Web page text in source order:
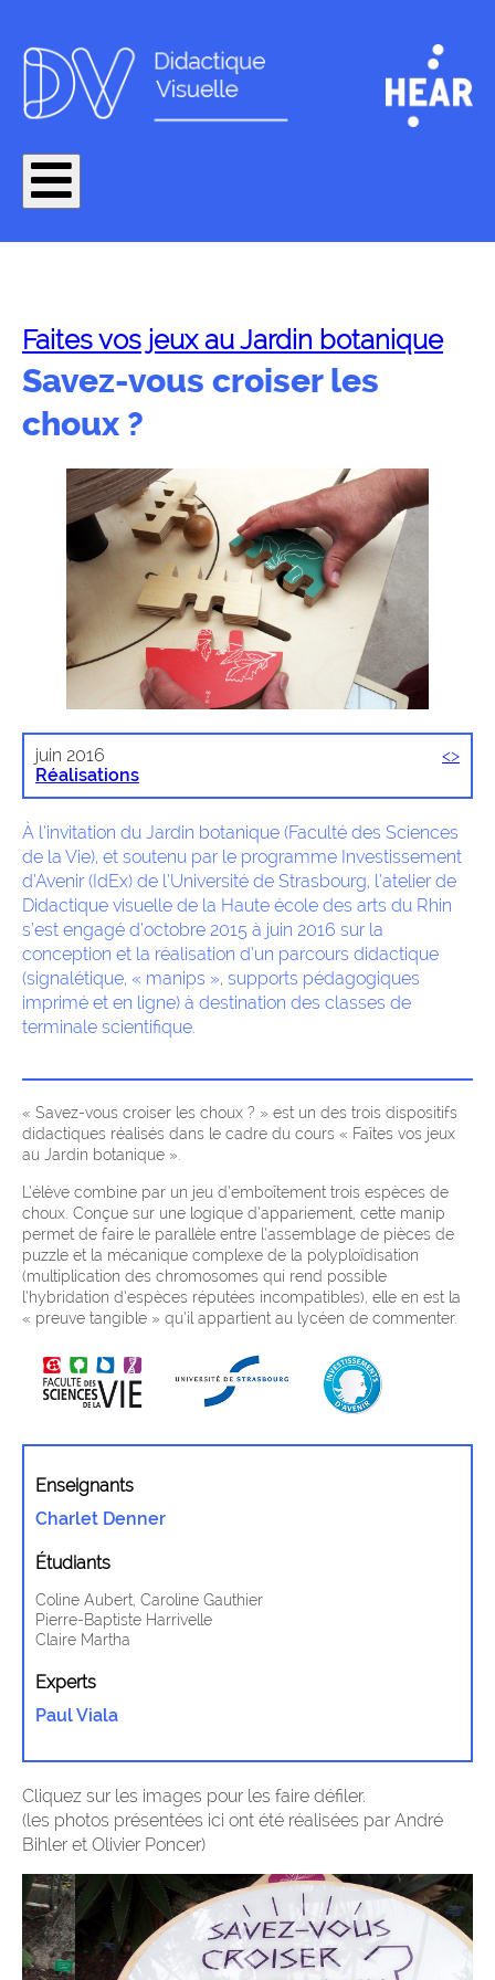
Faites vos jeux au Jardin botanique
Savez-vous croiser les
choux ?
juin 2016
Réalisations
<>
À l’invitation du Jardin botanique (Faculté des Sciences
de la Vie), et soutenu par le programme Investissement
d’Avenir (IdEx) de l’Université de Strasbourg, l’atelier de
Didactique visuelle de la Haute école des arts du Rhin
s’est engagé d’octobre 2015 à juin 2016 sur la
conception et la réalisation d’un parcours didactique
(signalétique, « manips », supports pédagogiques
imprimé et en ligne) à destination des classes de
terminale scientifique.
« Savez-vous croiser les choux ? » est un des trois dispositifs
didactiques réalisés dans le cadre du cours « Faîtes vos jeux
au Jardin botanique ».
L’élève combine par un jeu d’emboîtement trois espèces de
choux. Conçue sur une logique d’appariement, cette manip
permet de faire le parallèle entre l’assemblage de pièces de
puzzle et la mécanique complexe de la polyploïdisation
(multiplication des chromosomes qui rend possible
l’hybridation d’espèces réputées incompatibles), elle en est la
« preuve tangible » qu’il appartient au lycéen de commenter.
Enseignants
Charlet Denner
Étudiants
Coline Aubert, Caroline Gauthier
Pierre-Baptiste Harrivelle
Claire Martha
Experts
Paul Viala
Cliquez sur les images pour les faire défiler.
(les photos présentées ici ont été réalisées par André
Bihler et Olivier Poncer)